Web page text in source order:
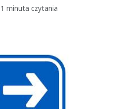
czytania:
1 minuta czytania